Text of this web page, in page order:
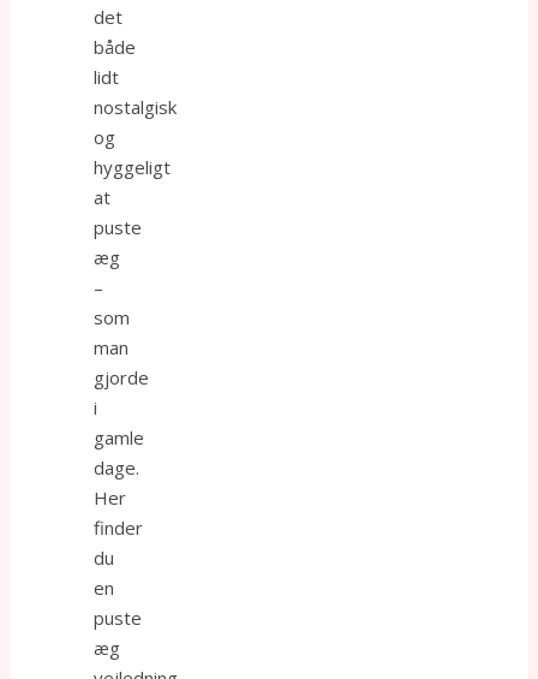
det
både
lidt
nostalgisk
og
hyggeligt
at
puste
æg
–
som
man
gjorde
i
gamle
dage.
Her
finder
du
en
puste
æg